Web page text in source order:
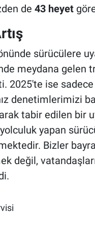
de 43 heyet
sürücülere
meydana gelen
2025'te ise
denetimlerimizi
tabir edilen bir
yapan
Bizler
değil,